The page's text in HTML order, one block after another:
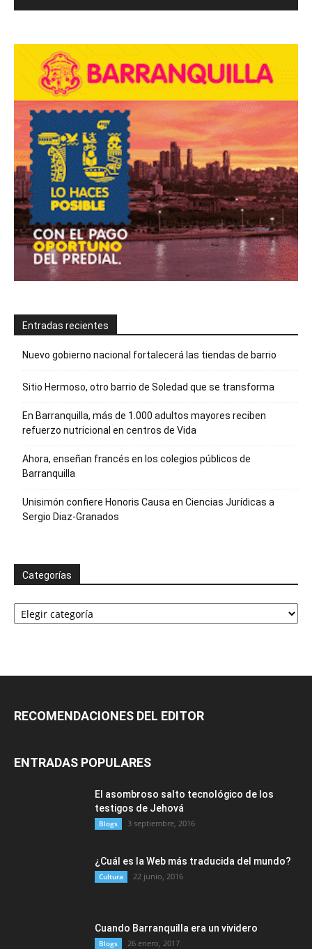
Entradas recientes
Nuevo gobierno nacional fortalecerá las tiendas de barrio
Sitio Hermoso, otro barrio de Soledad que se transforma
En Barranquilla, más de 1.000 adultos mayores reciben
refuerzo nutricional en centros de Vida
Ahora, enseñan francés en los colegios públicos de
Barranquilla
Unisimón confiere Honoris Causa en Ciencias Jurídicas a
Sergio Diaz-Granados
Categorías
Categorías
RECOMENDACIONES DEL EDITOR
ENTRADAS POPULARES
El asombroso salto tecnológico de los
testigos de Jehová
Blogs 3 septiembre, 2016
¿Cuál es la Web más traducida del mundo?
Cultura 22 junio, 2016
Cuando Barranquilla era un vividero
Blogs 26 enero, 2017